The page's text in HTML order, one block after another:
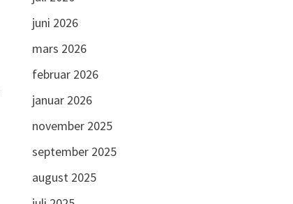
juni 2026
mars 2026
februar 2026
januar 2026
november 2025
september 2025
august 2025